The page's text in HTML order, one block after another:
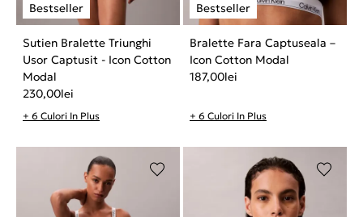
Sutien Bralette Triunghi
Usor Captusit - Icon Cotton
Modal
230,00lei
+ 6 Culori In Plus
Bralette Fara Captuseala –
Icon Cotton Modal
187,00lei
+ 6 Culori In Plus